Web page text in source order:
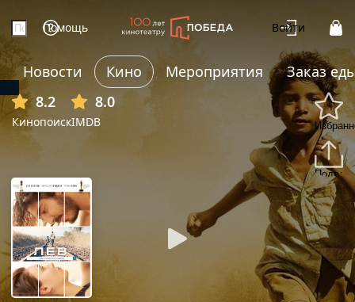
Помощь Войти
Новости Кино Мероприятия
Заказ
8.2
Кинопоиск
8.0
IMDB
+18